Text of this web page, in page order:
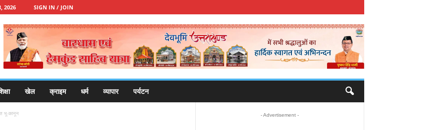
2026 SIGN IN / JOIN
खेल क्राइम धर्म व्यापार पर्यटन
भू-कानून - Advertisement -